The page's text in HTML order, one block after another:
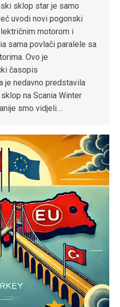
sklop star je samo
uvodi novi pogonski
motorom i
sama povlači paralele sa
Ovo je
časopis
je nedavno predstavila
na Scania Winter
smo vidjeli…